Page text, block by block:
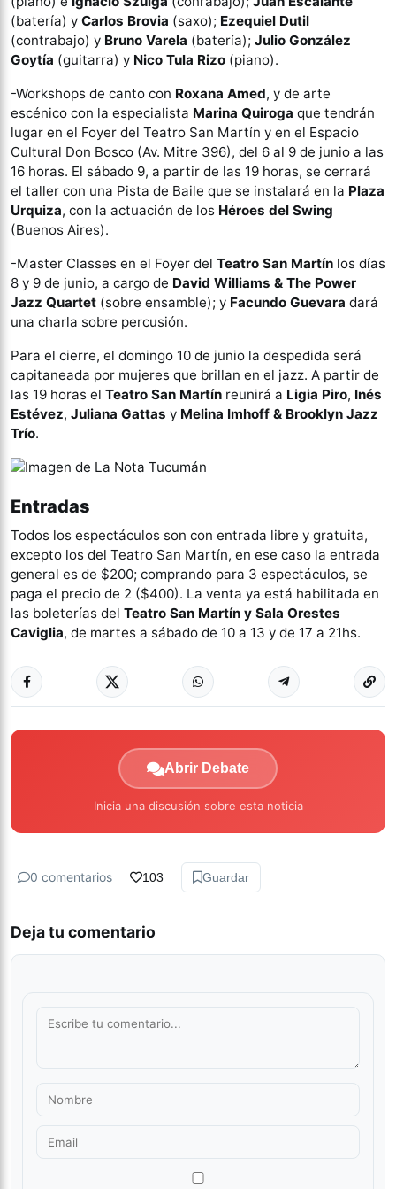
(batería) y Carlos Brovia (saxo); Ezequiel Dutil
(contrabajo) y Bruno Varela (batería); Julio González
Goytía (guitarra) y Nico Tula Rizo (piano).
-Workshops de canto con Roxana Amed, y de arte
escénico con la especialista Marina Quiroga que tendrán
lugar en el Foyer del Teatro San Martín y en el Espacio
Cultural Don Bosco (Av. Mitre 396), del 6 al 9 de junio a las
16 horas. El sábado 9, a partir de las 19 horas, se cerrará
el taller con una Pista de Baile que se instalará en la Plaza
Urquiza, con la actuación de los Héroes del Swing
(Buenos Aires).
-Master Classes en el Foyer del Teatro San Martín los días
8 y 9 de junio, a cargo de David Williams & The Power
Jazz Quartet (sobre ensamble); y Facundo Guevara dará
una charla sobre percusión.
Para el cierre, el domingo 10 de junio la despedida será
capitaneada por mujeres que brillan en el jazz. A partir de
las 19 horas el Teatro San Martín reunirá a Ligia Piro, Inés
Estévez, Juliana Gattas y Melina Imhoff & Brooklyn Jazz
Trío.
Entradas
Todos los espectáculos son con entrada libre y gratuita,
excepto los del Teatro San Martín, en ese caso la entrada
general es de $200; comprando para 3 espectáculos, se
paga el precio de 2 ($400). La venta ya está habilitada en
las boleterías del Teatro San Martín y Sala Orestes
Caviglia, de martes a sábado de 10 a 13 y de 17 a 21hs.
Abrir Debate
Inicia una discusión sobre esta noticia
0 comentarios 103 Guardar
Deja tu comentario